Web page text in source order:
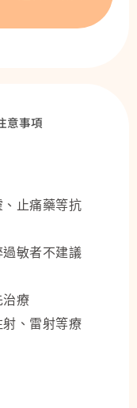
意事項
、止痛藥等抗
過敏者不建議
治療
射、雷射等療